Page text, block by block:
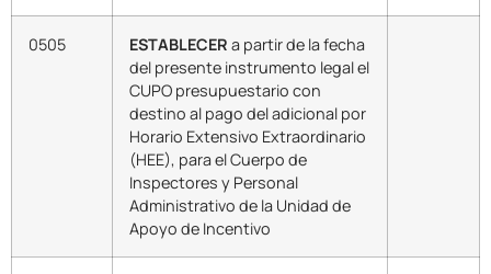
0505 ESTABLECER a partir de la fecha
del presente instrumento legal el
CUPO presupuestario con
destino al pago del adicional por
Horario Extensivo Extraordinario
(HEE), para el Cuerpo de
Inspectores y Personal
Administrativo de la Unidad de
Apoyo de Incentivo